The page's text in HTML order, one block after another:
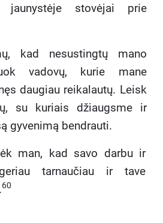
jaunystėje stovėjai prie
kad nesustingtų mano
vadovų, kurie mane
daugiau reikalautų. Leisk
su kuriais džiaugsme ir
gyvenimą bendrauti.
man, kad savo darbu ir
tarnaučiau ir tave
60